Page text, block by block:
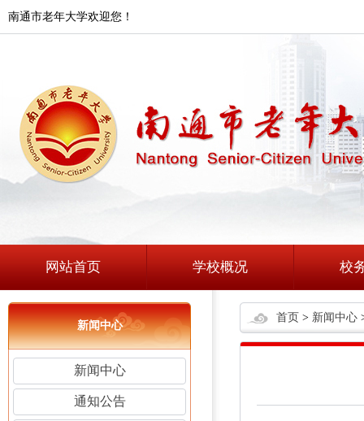
南通市老年大学欢迎您！
网站首页 学校概况 校
新闻中心
新闻中心
通知公告
首页 > 新闻中心